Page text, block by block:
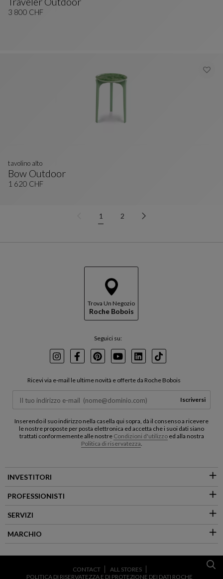
TAVOLO DA PRANZO TONDO - Armonia Colorata
Vedi La Descrizione Completa
3 800 CHF
Bow Outdoor
Tavolino Alto
Vedi La Descrizione Completa
tavolino alto
1 620 CHF
1 2
Trova Un Negozio
Roche Bobois
Seguici su:
InstagramFacebookPinterest
YoutubeLinkedInTikTok
Ricevi via e-mail le ultime novità e offerte da Roche Bobois
Iscriversi
Inserendo il suo indirizzo nella casella qui sopra, dà il consenso a ricevere
le nostre proposte per posta elettronica ed accetta che i suoi dati siano
trattati conformemente alle nostre Condizioni d'utilizzoed alla nostra
Politica di riservatezza
INVESTITORI
PROFESSIONISTI
SERVIZI
MARCHIO
CONTACT
ALL STORES
POLITICA DI RISERVATEZZA E DI PROTEZIONE DEI DATI ROCHE